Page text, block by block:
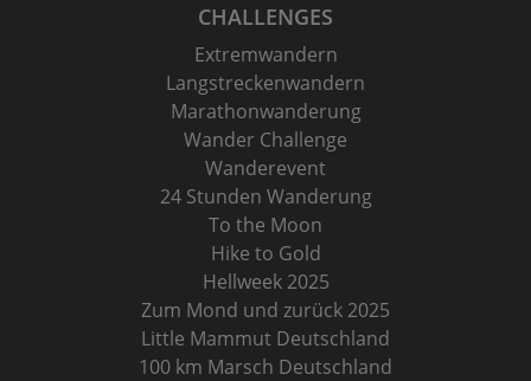
CHALLENGES
Extremwandern
Langstreckenwandern
Marathonwanderung
Wander Challenge
Wanderevent
24 Stunden Wanderung
To the Moon
Hike to Gold
Hellweek 2025
Zum Mond und zurück 2025
Little Mammut Deutschland
100 km Marsch Deutschland